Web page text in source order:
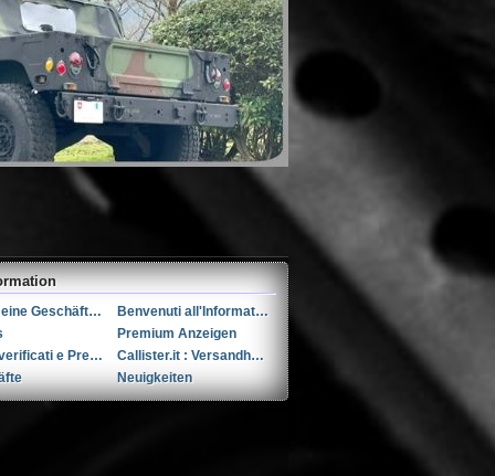
Allgemeine Geschäftsbedingungen (AGB)s
Benvenuti all'Informativa sulla Privacy
Premium Anzeigen
Utenti verificati e Premium
Callister.it : Versandhandel seit 2002
Neuigkeiten